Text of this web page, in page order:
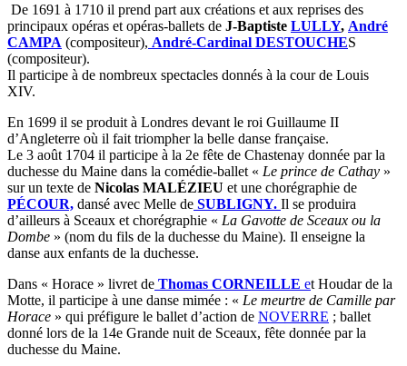
De 1691 à 1710 il prend part aux créations et aux reprises des
principaux opéras et opéras-ballets de J-Baptiste LULLY, André
CAMPA (compositeur), André-Cardinal DESTOUCHES
(compositeur).
Il participe à de nombreux spectacles donnés à la cour de Louis
XIV.
En 1699 il se produit à Londres devant le roi Guillaume II
d’Angleterre où il fait triompher la belle danse française.
Le 3 août 1704 il participe à la 2e fête de Chastenay donnée par la
duchesse du Maine dans la comédie-ballet « Le prince de Cathay »
sur un texte de Nicolas MALÉZIEU et une chorégraphie de
PÉCOUR, dansé avec Melle de SUBLIGNY. Il se produira
d’ailleurs à Sceaux et chorégraphie « La Gavotte de Sceaux ou la
Dombe » (nom du fils de la duchesse du Maine). Il enseigne la
danse aux enfants de la duchesse.
Dans « Horace » livret de Thomas CORNEILLE et Houdar de la
Motte, il participe à une danse mimée : « Le meurtre de Camille par
Horace » qui préfigure le ballet d’action de NOVERRE ; ballet
donné lors de la 14e Grande nuit de Sceaux, fête donnée par la
duchesse du Maine.